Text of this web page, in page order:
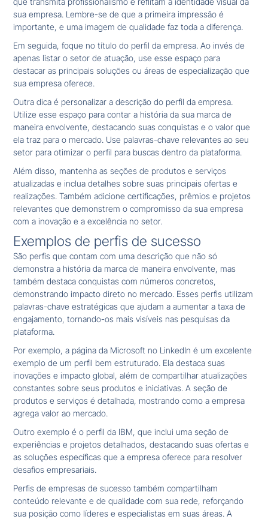
sua empresa. Lembre-se de que a primeira impressão é
importante, e uma imagem de qualidade faz toda a diferença.
Em seguida, foque no título do perfil da empresa. Ao invés de
apenas listar o setor de atuação, use esse espaço para
destacar as principais soluções ou áreas de especialização que
sua empresa oferece.
Outra dica é personalizar a descrição do perfil da empresa.
Utilize esse espaço para contar a história da sua marca de
maneira envolvente, destacando suas conquistas e o valor que
ela traz para o mercado. Use palavras-chave relevantes ao seu
setor para otimizar o perfil para buscas dentro da plataforma.
Além disso, mantenha as seções de produtos e serviços
atualizadas e inclua detalhes sobre suas principais ofertas e
realizações. Também adicione certificações, prêmios e projetos
relevantes que demonstrem o compromisso da sua empresa
com a inovação e a excelência no setor.
Exemplos de perfis de sucesso
São perfis que contam com uma descrição que não só
demonstra a história da marca de maneira envolvente, mas
também destaca conquistas com números concretos,
demonstrando impacto direto no mercado. Esses perfis utilizam
palavras-chave estratégicas que ajudam a aumentar a taxa de
engajamento, tornando-os mais visíveis nas pesquisas da
plataforma.
Por exemplo, a página da Microsoft no LinkedIn é um excelente
exemplo de um perfil bem estruturado. Ela destaca suas
inovações e impacto global, além de compartilhar atualizações
constantes sobre seus produtos e iniciativas. A seção de
produtos e serviços é detalhada, mostrando como a empresa
agrega valor ao mercado.
Outro exemplo é o perfil da IBM, que inclui uma seção de
experiências e projetos detalhados, destacando suas ofertas e
as soluções específicas que a empresa oferece para resolver
desafios empresariais.
Perfis de empresas de sucesso também compartilham
conteúdo relevante e de qualidade com sua rede, reforçando
sua posição como líderes e especialistas em suas áreas. A